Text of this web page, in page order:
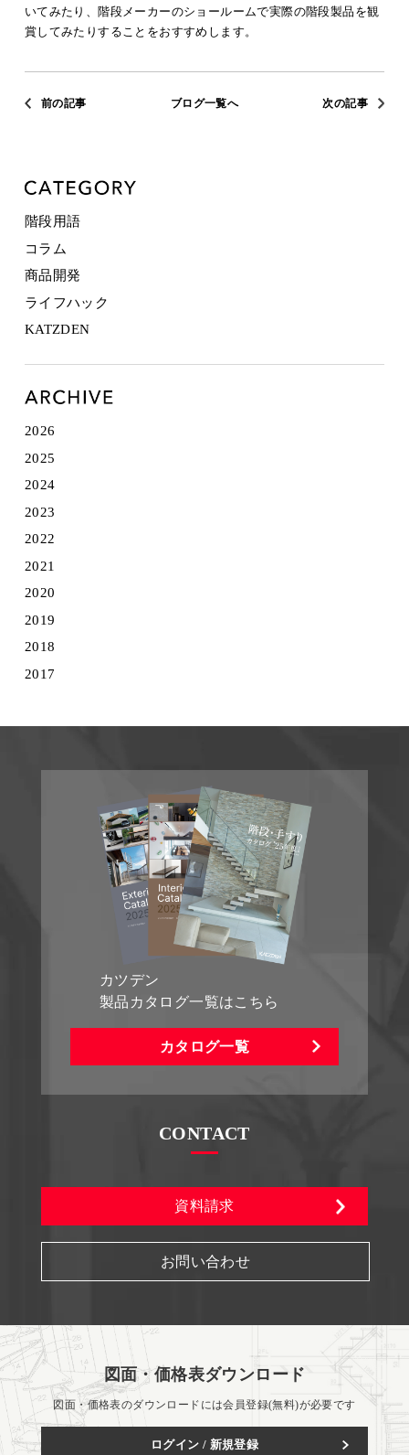
いてみたり、階段メーカーのショールームで実際の階段製品を観
賞してみたりすることをおすすめします。
前の記事 ブログ一覧へ 次の記事
階段用語
コラム
商品開発
ライフハック
KATZDEN
2026
2025
2024
2023
2022
2021
2020
2019
2018
2017
カツデン
製品カタログ一覧はこちら
カタログ一覧
CONTACT
資料請求
お問い合わせ
図面・価格表ダウンロード
図面・価格表のダウンロードには会員登録(無料)が必要です
ログイン / 新規登録